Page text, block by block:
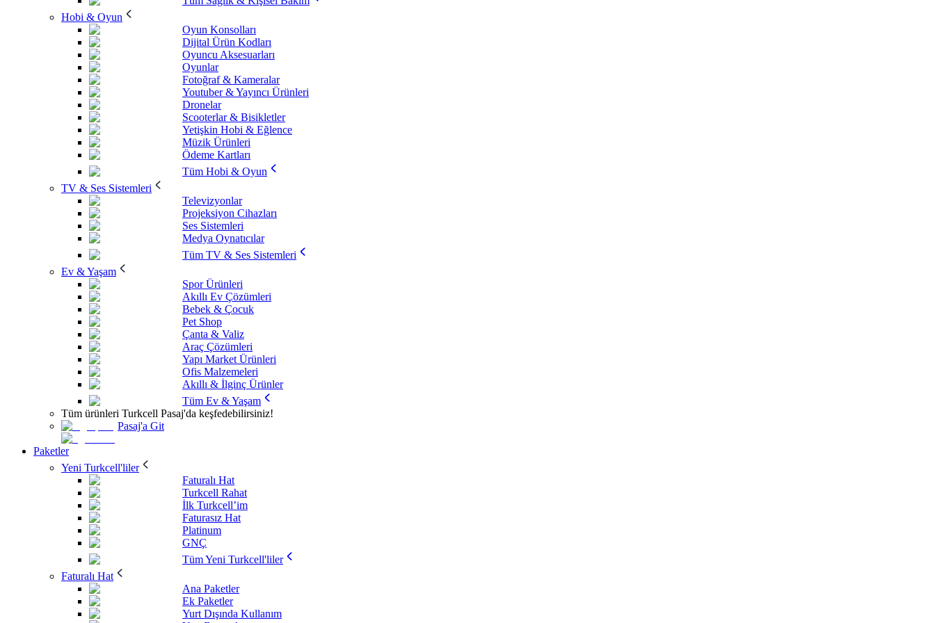
Hobi & Oyun
Oyun Konsolları
Dijital Ürün Kodları
Oyuncu Aksesuarları
Oyunlar
Fotoğraf & Kameralar
Youtuber & Yayıncı Ürünleri
Dronelar
Scooterlar & Bisikletler
Yetişkin Hobi & Eğlence
Müzik Ürünleri
Ödeme Kartları
Tüm Hobi & Oyun
TV & Ses Sistemleri
Televizyonlar
Projeksiyon Cihazları
Ses Sistemleri
Medya Oynatıcılar
Tüm TV & Ses Sistemleri
Ev & Yaşam
Spor Ürünleri
Akıllı Ev Çözümleri
Bebek & Çocuk
Pet Shop
Çanta & Valiz
Araç Çözümleri
Yapı Market Ürünleri
Ofis Malzemeleri
Akıllı & İlginç Ürünler
Tüm Ev & Yaşam
Tüm ürünleri Turkcell Pasaj'da keşfedebilirsiniz!
Pasaj'a Git
Paketler
Yeni Turkcell'liler
Faturalı Hat
Turkcell Rahat
İlk Turkcell’im
Faturasız Hat
Platinum
GNÇ
Tüm Yeni Turkcell'liler
Faturalı Hat
Ana Paketler
Ek Paketler
Yurt Dışında Kullanım